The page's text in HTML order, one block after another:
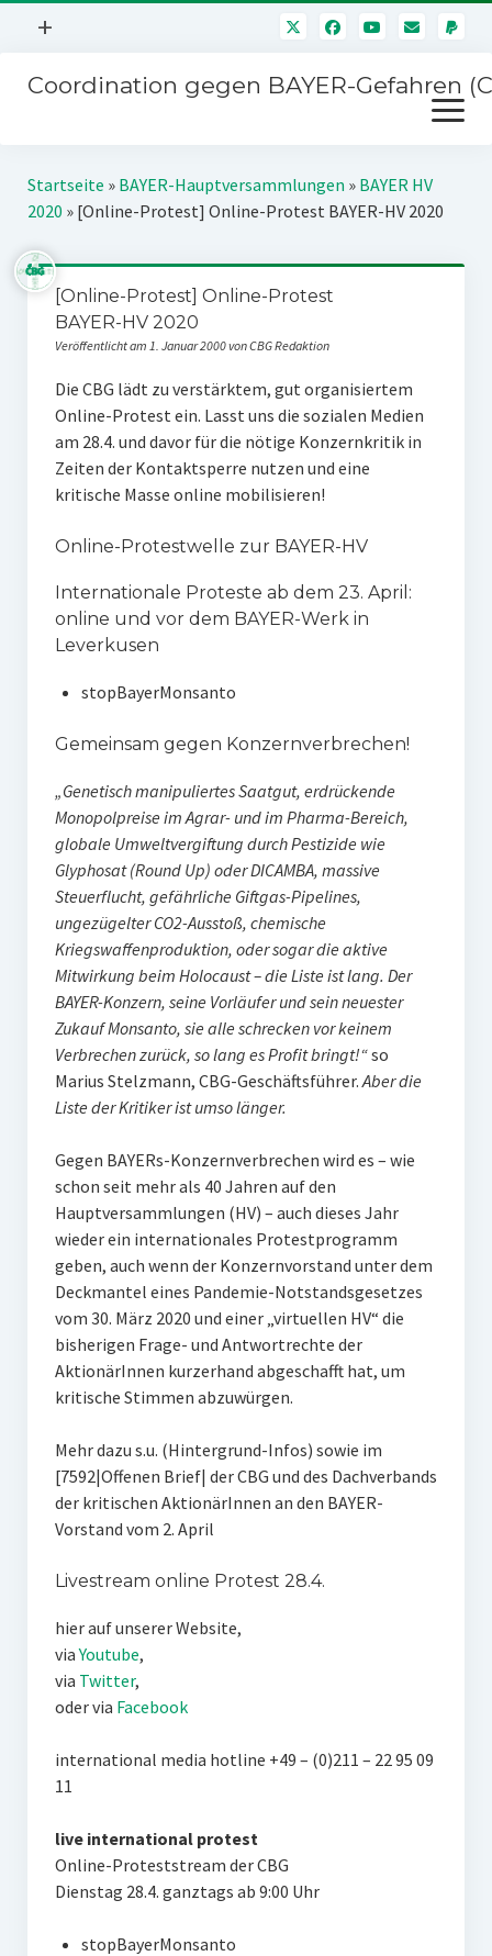
Menü
+
Mitmachen
Über uns
Kontakt
Impressum
Störfälle
Coordination gegen BAYER-Gefahren
Menü
öffnen
Kampagnen
BAYER-Hauptversammlungen
Stichwort BAYER
Jahrestagung
Startseite » BAYER-Hauptversammlungen » BAYER HV
2020 » [Online-Protest] Online-Protest BAYER-HV 2020
[Online-Protest] Online-Protest
BAYER-HV 2020
Veröffentlicht am 1. Januar 2000 von CBG Redaktion
Die CBG lädt zu verstärktem, gut organisiertem
Online-Protest ein. Lasst uns die sozialen Medien
am 28.4. und davor für die nötige Konzernkritik in
Zeiten der Kontaktsperre nutzen und eine
kritische Masse online mobilisieren!
Online-Protestwelle zur BAYER-HV
Internationale Proteste ab dem 23. April:
online und vor dem BAYER-Werk in
Leverkusen
stopBayerMonsanto
Gemeinsam gegen Konzernverbrechen!
„Genetisch manipuliertes Saatgut, erdrückende
Monopolpreise im Agrar- und im Pharma-Bereich,
globale Umweltvergiftung durch Pestizide wie
Glyphosat (Round Up) oder DICAMBA, massive
Steuerflucht, gefährliche Giftgas-Pipelines,
ungezügelter CO2-Ausstoß, chemische
Kriegswaffenproduktion, oder sogar die aktive
Mitwirkung beim Holocaust – die Liste ist lang. Der
BAYER-Konzern, seine Vorläufer und sein neuester
Zukauf Monsanto, sie alle schrecken vor keinem
Verbrechen zurück, so lang es Profit bringt!“so
Marius Stelzmann, CBG-Geschäftsführer.Aber die
Liste der Kritiker ist umso länger.
Gegen BAYERs-Konzernverbrechen wird es – wie
schon seit mehr als 40 Jahren auf den
Hauptversammlungen (HV) – auch dieses Jahr
wieder ein internationales Protestprogramm
geben, auch wenn der Konzernvorstand unter dem
Deckmantel eines Pandemie-Notstandsgesetzes
vom 30. März 2020 und einer „virtuellen HV“ die
bisherigen Frage- und Antwortrechte der
AktionärInnen kurzerhand abgeschafft hat, um
kritische Stimmen abzuwürgen.
Mehr dazu s.u. (Hintergrund-Infos) sowie im
[7592|Offenen Brief| der CBG und des Dachverbands
der kritischen AktionärInnen an den BAYER-
Vorstand vom 2. April
Livestream online Protest 28.4.
hier auf unserer Website,
viaYoutube,
via Twitter,
oder via Facebook
international media hotline +49 – (0)211 – 22 95 09
11
live international protest
Online-Proteststream der CBG
Dienstag 28.4. ganztags ab 9:00 Uhr
stopBayerMonsanto